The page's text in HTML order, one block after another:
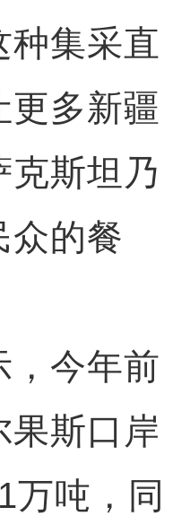
种集采直
更多新疆
克斯坦乃
众的餐
今年前
果斯口岸
万吨，同